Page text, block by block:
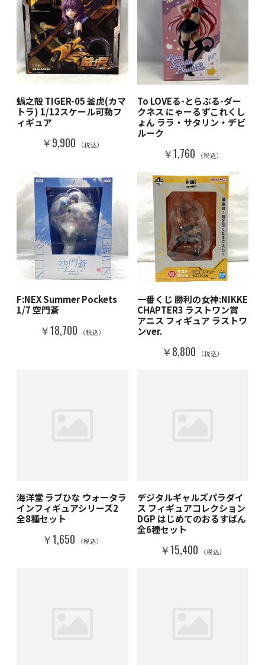
蝸之殻 TIGER-05 釜虎(カマ
トラ) 1/12スケール可動フ
ィギュア
￥9,900 （税込）
To LOVEる-とらぶる-ダー
クネス にゃーるずこれくし
ょん ララ・サタリン・デビ
ルーク
￥1,760 （税込）
F:NEX Summer Pockets
1/7 空門蒼
￥18,700 （税込）
一番くじ 勝利の女神:NIKKE
CHAPTER3 ラストワン賞
アニス フィギュア ラストワ
ンver.
￥8,800 （税込）
海洋堂 ラブひな ウォータラ
インフィギュアシリーズ2
全8種セット
￥1,650 （税込）
デジタルギャルズパラダイ
ス フィギュアコレクション
DGP はじめてのおるすばん
全6種セット
￥15,400 （税込）